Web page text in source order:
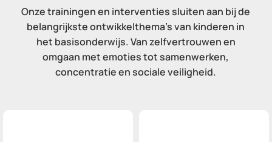
Onze trainingen en interventies sluiten aan bij de
belangrijkste ontwikkelthema’s van kinderen in
het basisonderwijs.Van zelfvertrouwen en
omgaan met emoties tot samenwerken,
concentratie en sociale veiligheid.